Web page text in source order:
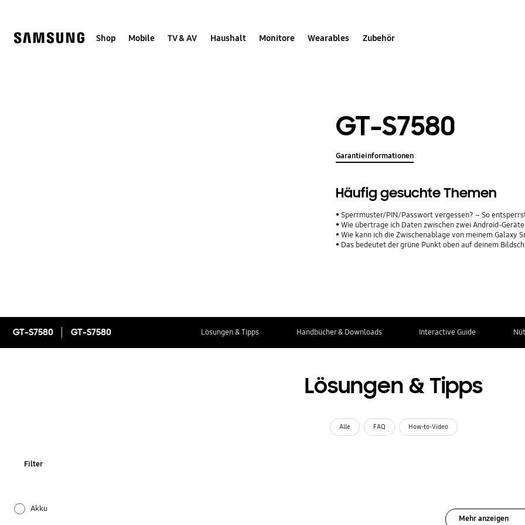
help
Shop Mobile TV & AV Haushalt Monitore Wearables Zubehör
GT-S7580
Garantieinformationen
Häufig gesuchte Themen
Sperrmuster/PIN/Passwort vergessen? – So
Wie übertrage ich Daten zwischen zwei Android-
Wie kann ich die Zwischenablage von meinem Galaxy
Das bedeutet der grüne Punkt oben auf deinem
GT-S7580 GT-S7580 Lösungen & Tipps Handbücher & Downloads Interactive Guide
Lösungen & Tipps
Alle FAQ How-to-Video
Filter
Akku
Mehr anzeigen